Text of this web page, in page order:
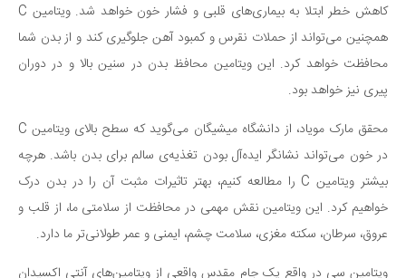
کودک و مادر
ورزش و تندرستی
روانشناسی
مراکز پزشکی و دارویی
فرهنگ و هنر
سینما و تئاتر
تلویزیون
موسیقی
کاهش خطر ابتلا به بیماری‌های قلبی و فشار خون خواهد شد. ویتامین C
همچنین می‌تواند از حملات نقرس و کمبود آهن جلوگیری کند و از بدن شما
محافظت خواهد کرد. این ویتامین محافظ بدن در سنین بالا و در دوران
پیری نیز خواهد بود.
محقق مارک مویاد، از دانشگاه میشیگان می‌گوید که سطح بالای ویتامین C
در خون می‌تواند نشانگر ایده‌آل بودن تغذیه‌ی سالم برای بدن باشد. هرچه
بیشتر ویتامین C را مطالعه کنیم، بهتر تاثیرات مثبت آن را در بدن درک
خواهیم کرد. این ویتامین نقش مهمی در محافظت از سلامتی ما، از قلب و
عروق، سرطان، سکته مغزی، سلامت چشم، ایمنی و عمر طولانی‌تر ما دارد.
ویتامین سی در واقع یک جام مقدس واقعی از ویتامین‌های آنتی اکسیدان